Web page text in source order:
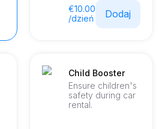
€10.00
/dzień
Dodaj
Child Booster
Ensure children's
safety during car
rental.